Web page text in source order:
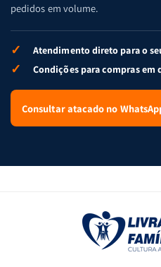
pedidos em volume.
✓ Atendimento direto para o
✓ Condições para compras em
Consultar atacado no